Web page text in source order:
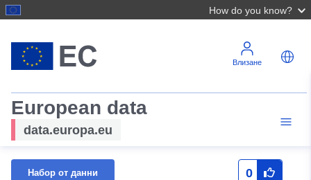
How do you know?
Влизане
European data
data.europa.eu
Набор от данни 0